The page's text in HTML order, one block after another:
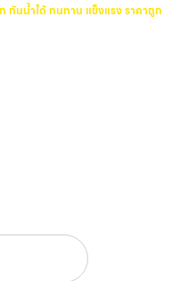
กันน้ำได้ ทนทาน แข็งแรง ราคาถูก